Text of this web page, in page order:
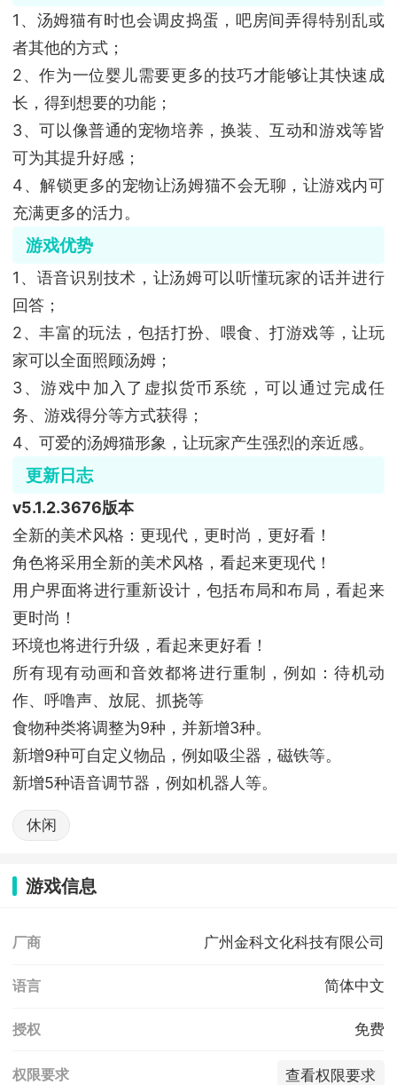
1、汤姆猫有时也会调皮捣蛋，吧房间弄得特别乱或
者其他的方式；
2、作为一位婴儿需要更多的技巧才能够让其快速成
长，得到想要的功能；
3、可以像普通的宠物培养，换装、互动和游戏等皆
可为其提升好感；
4、解锁更多的宠物让汤姆猫不会无聊，让游戏内可
充满更多的活力。
游戏优势
1、语音识别技术，让汤姆可以听懂玩家的话并进行
回答；
2、丰富的玩法，包括打扮、喂食、打游戏等，让玩
家可以全面照顾汤姆；
3、游戏中加入了虚拟货币系统，可以通过完成任
务、游戏得分等方式获得；
4、可爱的汤姆猫形象，让玩家产生强烈的亲近感。
更新日志
v5.1.2.3676版本
全新的美术风格：更现代，更时尚，更好看！
角色将采用全新的美术风格，看起来更现代！
用户界面将进行重新设计，包括布局和布局，看起来
更时尚！
环境也将进行升级，看起来更好看！
所有现有动画和音效都将进行重制，例如：待机动
作、呼噜声、放屁、抓挠等
食物种类将调整为9种，并新增3种。
新增9种可自定义物品，例如吸尘器，磁铁等。
新增5种语音调节器，例如机器人等。
休闲
游戏信息
厂商 广州金科文化科技有限公司
语言 简体中文
授权 免费
权限要求 查看权限要求